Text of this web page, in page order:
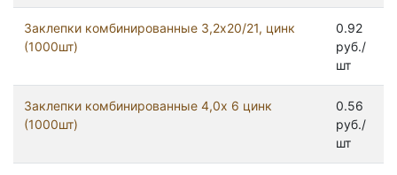
Заклепки комбинированные 3,2x20/21, цинк
(1000шт)
0.92
руб./
шт
Заклепки комбинированные 4,0x 6 цинк
(1000шт)
0.56
руб./
шт